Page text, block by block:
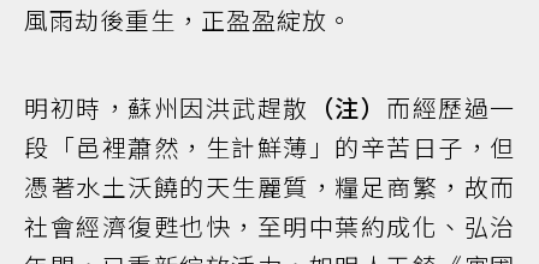
風雨劫後重生，正盈盈綻放。
明初時，蘇州因洪武趕散 （注） 而經歷過一
段「邑裡蕭然，生計鮮薄」的辛苦日子，但
憑著水土沃饒的天生麗質，糧足商繁，故而
社會經濟復甦也快，至明中葉約成化、弘治